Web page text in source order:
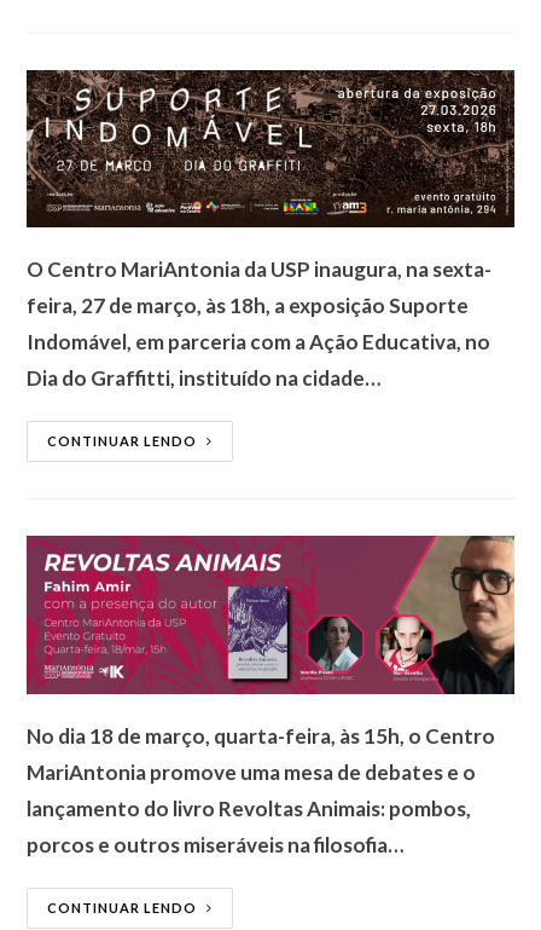
O Centro MariAntonia da USP inaugura, na sexta-
feira, 27 de março, às 18h, a exposição Suporte
Indomável, em parceria com a Ação Educativa, no
Dia do Graffitti, instituído na cidade…
CONTINUAR LENDO
No dia 18 de março, quarta-feira, às 15h, o Centro
MariAntonia promove uma mesa de debates e o
lançamento do livro Revoltas Animais: pombos,
porcos e outros miseráveis na filosofia…
CONTINUAR LENDO